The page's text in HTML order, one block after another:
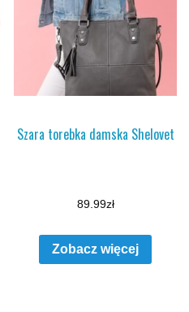
Szara torebka damska Shelovet
89.99zł
Zobacz więcej